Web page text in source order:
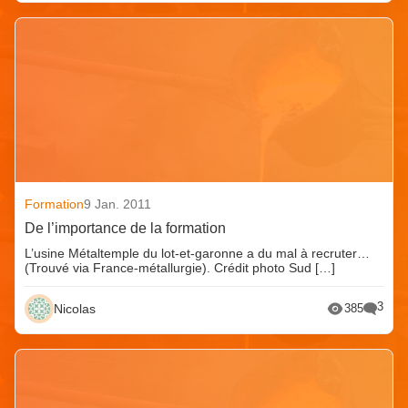
Formation9 Jan. 2011
De l’importance de la formation
L’usine Métaltemple du lot-et-garonne a du mal à recruter…
(Trouvé via France-métallurgie). Crédit photo Sud […]
Nicolas 385 3